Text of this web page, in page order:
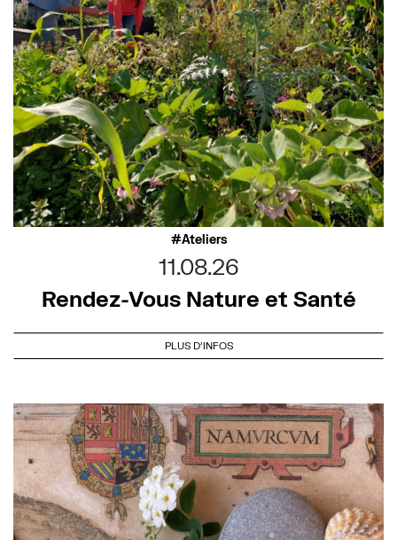
Ateliers
11.08.26
Rendez-Vous Nature et Santé
PLUS D'INFOS